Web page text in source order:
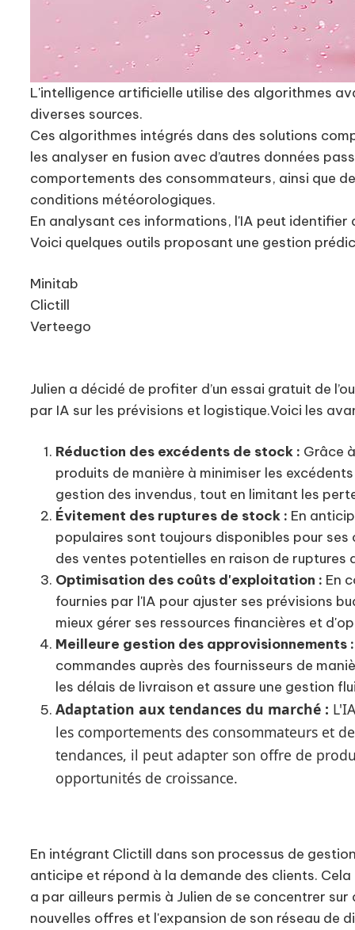
L'intelligence artificielle utilise des algorithmes
diverses sources.
Ces algorithmes intégrés dans des solutions
les analyser en fusion avec d’autres données
comportements des consommateurs, ainsi que
conditions météorologiques.
En analysant ces informations, l'IA peut
Voici quelques outils proposant une gestion
Minitab
Clictill
Verteego
Julien a décidé de profiter d’un essai gratuit de
par IA sur les prévisions et logistique.Voici les
Réduction des excédents de stock : Grâce
produits de manière à minimiser les
gestion des invendus, tout en limitant les
Évitement des ruptures de stock : En
populaires sont toujours disponibles pour
des ventes potentielles en raison de ruptures
Optimisation des coûts d'exploitation : En
fournies par l'IA pour ajuster ses prévisions
mieux gérer ses ressources financières et
Meilleure gestion des approvisionnements :
commandes auprès des fournisseurs de
les délais de livraison et assure une gestion
Adaptation aux tendances du marché :
les comportements des consommateurs et
tendances, il peut adapter son offre de
opportunités de croissance.
En intégrant Clictill dans son processus de
anticipe et répond à la demande des clients.
a par ailleurs permis à Julien de se concentrer
nouvelles offres et l'expansion de son réseau de